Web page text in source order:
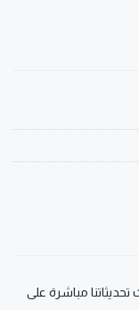
مباشرة على